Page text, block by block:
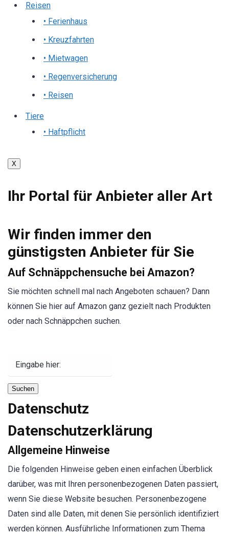
Reisen
• Ferienhaus
• Kreuzfahrten
• Mietwagen
• Regenversicherung
• Reisen
Tiere
• Haftpflicht
X
Ihr Portal für Anbieter aller Art
Wir finden immer den
günstigsten Anbieter für Sie
Auf Schnäppchensuche bei Amazon?
Sie möchten schnell mal nach Angeboten schauen? Dann
können Sie hier auf Amazon ganz gezielt nach Produkten
oder nach Schnäppchen suchen.
Suchen
Datenschutz
Datenschutz­erklärung
Allgemeine Hinweise
Die folgenden Hinweise geben einen einfachen Überblick
darüber, was mit Ihren personenbezogenen Daten passiert,
wenn Sie diese Website besuchen. Personenbezogene
Daten sind alle Daten, mit denen Sie persönlich identifiziert
werden können. Ausführliche Informationen zum Thema